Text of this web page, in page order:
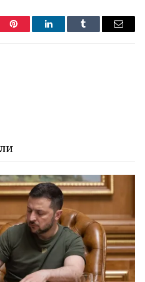
Pinterest LinkedInTumblr Email